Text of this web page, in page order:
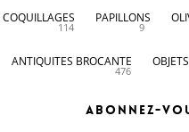
COQUILLAGES
114
PAPILLONS
9
ANTIQUITES BROCANTE
476
Abonnez-